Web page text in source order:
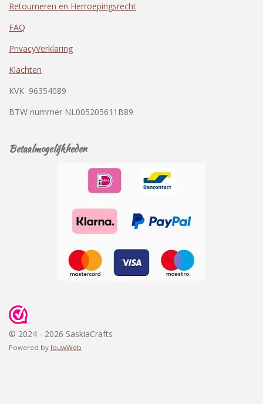
Retourneren en Herroepingsrecht
FAQ
PrivacyVerklaring
Klachten
KVK 96354089
BTW nummer NL005205611B89
Betaalmogelijkheden
© 2024 - 2026 SaskiaCrafts
Powered by JouwWeb